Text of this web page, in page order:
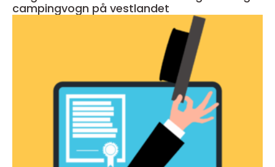
campingvogn på vestlandet